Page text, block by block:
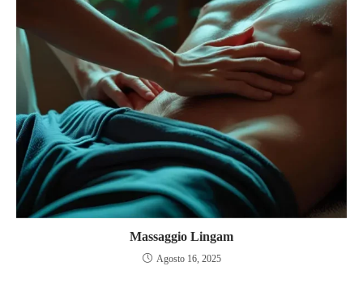
Massaggio Lingam
Agosto 16, 2025